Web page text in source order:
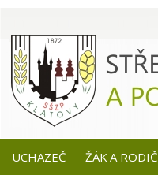
UCHAZEČ ŽÁK A RODIČ